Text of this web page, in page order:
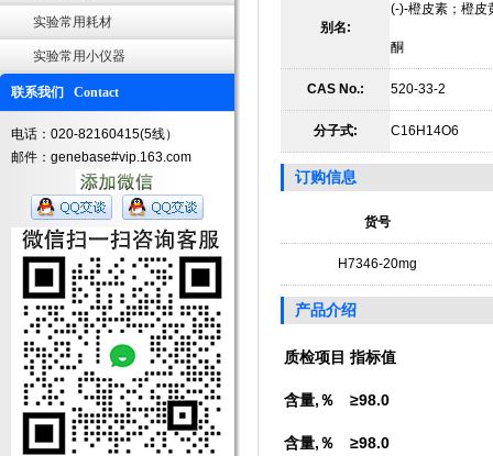
实验常用耗材
实验常用小仪器
联系我们 Contact
电话：020-82160415(5线）
邮件：genebase#vip.163.com
别名:
(-)-橙皮素；橙皮
酮
CAS No.: 520-33-2
分子式: C16H14O6
订购信息
货号
H7346-20mg
产品介绍
质检项目 指标值
含量,％ ≥98.0
含量,％ ≥98.0